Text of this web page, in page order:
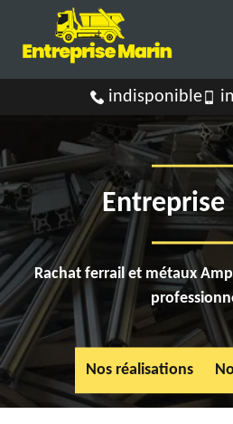
indisponible
Rachat ferrail et métaux
Nos réalisations